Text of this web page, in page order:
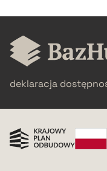
BIBTEX
deklaracja